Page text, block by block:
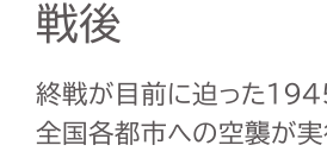
戦後
終戦が目前に迫った
全国各都市への空襲が実